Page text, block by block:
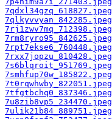
7qdxl34gzq_618827.jpeg
7qlkyvvyan_842285.jpeg
7rj1zwv7mq_712398.jpeg
7rm8ryro95_842625.jpeg
7rpt7ekse6_760448.jpeg
7rxx7jopzu_810428.jpeg
7s6blqroit_951769.jpeg
7smhfup70w_185822.jpeg
7t0rqwhwby_822051.jpeg
7tfgtbchq0_837346.jpeg
7u8zib8vp5_234470.jpeg
7ulik21b84_889751.jpeg